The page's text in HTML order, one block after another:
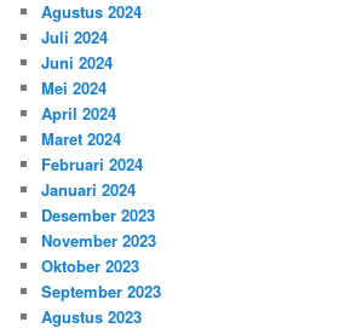
Agustus 2024
Juli 2024
Juni 2024
Mei 2024
April 2024
Maret 2024
Februari 2024
Januari 2024
Desember 2023
November 2023
Oktober 2023
September 2023
Agustus 2023